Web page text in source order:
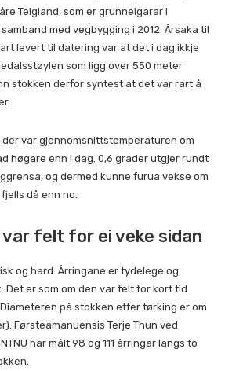
Teigland, som er grunneigarar i
med vegbygging i 2012. Årsaka til
levert til datering var at det i dag ikkje
som ligg over 550 meter
stokken derfor syntest at det var rart å
var gjennomsnittstemperaturen om
høgare enn i dag. 0,6 grader utgjer rundt
og dermed kunne furua vekse om
då enn no.
var felt for ei veke sidan
og hard. Årringane er tydelege og
Det er som om den var felt for kort tid
på stokken etter tørking er om
Førsteamanuensis Terje Thun ved
har målt 98 og 111 årringar langs to